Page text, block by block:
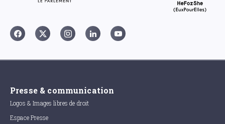
Presse & communication
Logos & Images libres de droit
Espace Presse